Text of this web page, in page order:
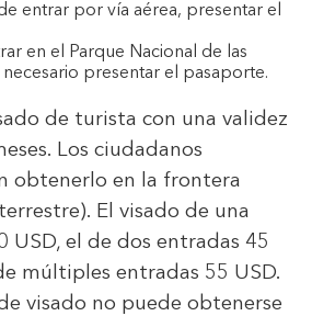
entrar por vía aérea, presentar el
en el Parque Nacional de las
necesario presentar el pasaporte.
de turista con una validez
Los ciudadanos
obtenerlo en la frontera
El visado de una
USD, el de dos entradas 45
múltiples entradas 55 USD.
visado no puede obtenerse